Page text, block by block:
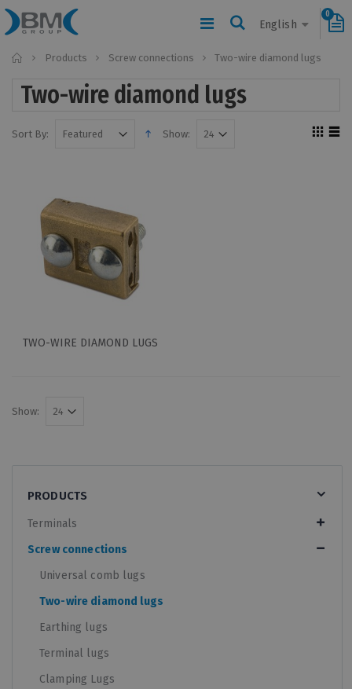
English
0
Home
Products Screw connections Two-wire diamond lugs
Two-wire diamond lugs
Sort By: Show:
TWO-WIRE DIAMOND LUGS
Show:
PRODUCTS
Terminals
Screw connections
Universal comb lugs
Two-wire diamond lugs
Earthing lugs
Terminal lugs
Clamping Lugs